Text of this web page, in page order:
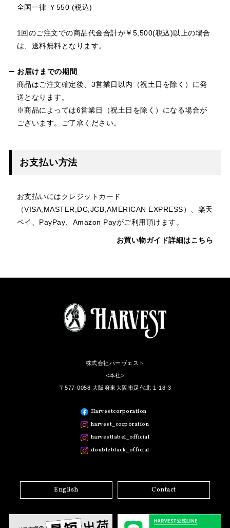
全国一律 ￥550 (税込)
1回のご注文での商品代金合計が￥5,500(税込)以上の場合
は、送料無料となります。
お届けまでの期間
商品はご注文確定後、3営業日以内（祝土日を除く）に発
送となります。
※商品によっては6営業日（祝土日を除く）になる場合が
ございます。ご了承ください。
お支払い方法
お支払いにはクレジットカード
（VISA,MASTER,DC,JCB,AMERICAN EXPRESS）、楽天
ペイ、PayPay、Amazon Payがご利用頂けます。
お買い物ガイド詳細はこちら
株式会社ハーヴェスト
<本社>
〒577-0058 大阪府東大阪市足代北 1-18-3
Harvestcorporation
harvest_corporation
harvestlabel_official
doubleblack_official
English Contact